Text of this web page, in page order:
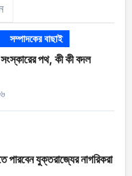
সম্পাদকের বাছাই
পথ, কী কী বদল
পারবেন যুক্তরাজ্যের নাগরিকরা